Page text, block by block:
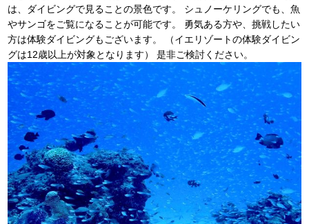
は、ダイビングで見ることの景色です。 シュノーケリングでも、魚
やサンゴをご覧になることが可能です。 勇気ある方や、挑戦したい
方は体験ダイビングもございます。 （イエリゾートの体験ダイビン
グは12歳以上が対象となります） 是非ご検討ください。